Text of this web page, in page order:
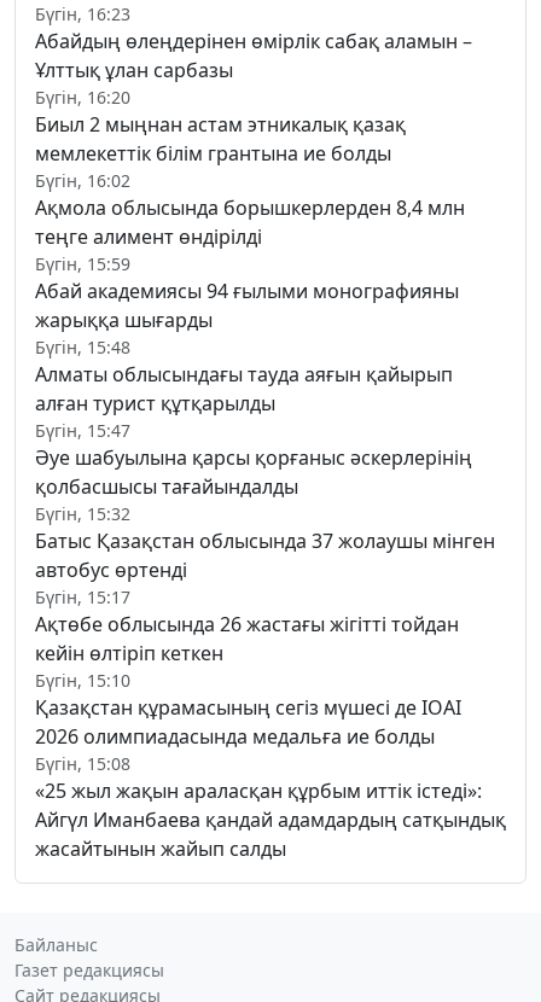
Бүгін, 16:23
Абайдың өлеңдерінен өмірлік сабақ аламын –
Ұлттық ұлан сарбазы
Бүгін, 16:20
Биыл 2 мыңнан астам этникалық қазақ
мемлекеттік білім грантына ие болды
Бүгін, 16:02
Ақмола облысында борышкерлерден 8,4 млн
теңге алимент өндірілді
Бүгін, 15:59
Абай академиясы 94 ғылыми монографияны
жарыққа шығарды
Бүгін, 15:48
Алматы облысындағы тауда аяғын қайырып
алған турист құтқарылды
Бүгін, 15:47
Әуе шабуылына қарсы қорғаныс әскерлерінің
қолбасшысы тағайындалды
Бүгін, 15:32
Батыс Қазақстан облысында 37 жолаушы мінген
автобус өртенді
Бүгін, 15:17
Ақтөбе облысында 26 жастағы жігітті тойдан
кейін өлтіріп кеткен
Бүгін, 15:10
Қазақстан құрамасының сегіз мүшесі де IOAI
2026 олимпиадасында медальға ие болды
Бүгін, 15:08
«25 жыл жақын араласқан құрбым иттік істеді»:
Айгүл Иманбаева қандай адамдардың сатқындық
жасайтынын жайып салды
Байланыс
Газет редакциясы
Сайт редакциясы